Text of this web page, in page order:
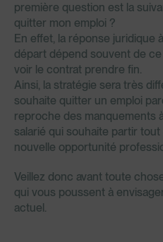
première question est la
quitter mon emploi ?
En effet, la réponse juridique
départ dépend souvent de
voir le contrat prendre fin.
Ainsi, la stratégie sera très
souhaite quitter un emploi
reproche des manquements
salarié qui souhaite partir
nouvelle opportunité
Veillez donc avant toute
qui vous poussent à
actuel.